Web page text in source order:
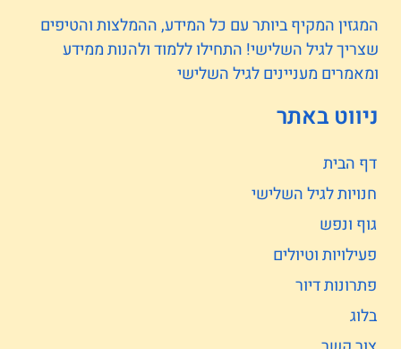
המגזין המקיף ביותר עם כל המידע, ההמלצות והטיפים
שצריך לגיל השלישי! התחילו ללמוד ולהנות ממידע
ומאמרים מעניינים לגיל השלישי
ניווט באתר
דף הבית
חנויות לגיל השלישי
גוף ונפש
פעילויות וטיולים
פתרונות דיור
בלוג